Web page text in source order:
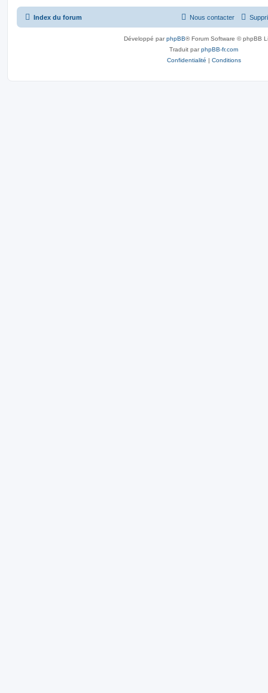
Index du forum Nous contacter
Développé parphpBB® Forum Software © phpBB
Traduit parphpBB-fr.com
Confidentialité | Conditions